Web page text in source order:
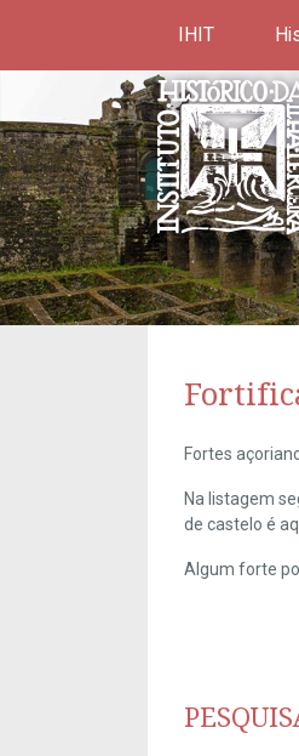
IHIT
Fortes
Na listagem
de castelo é
Algum forte